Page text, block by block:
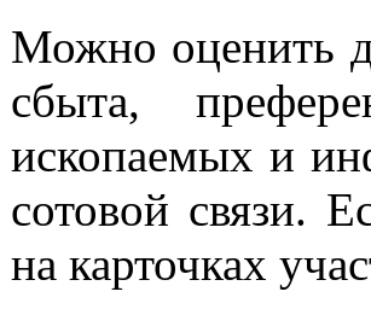
Можно оценить
сбыта,
ископаемых и
сотовой связи.
на карточках